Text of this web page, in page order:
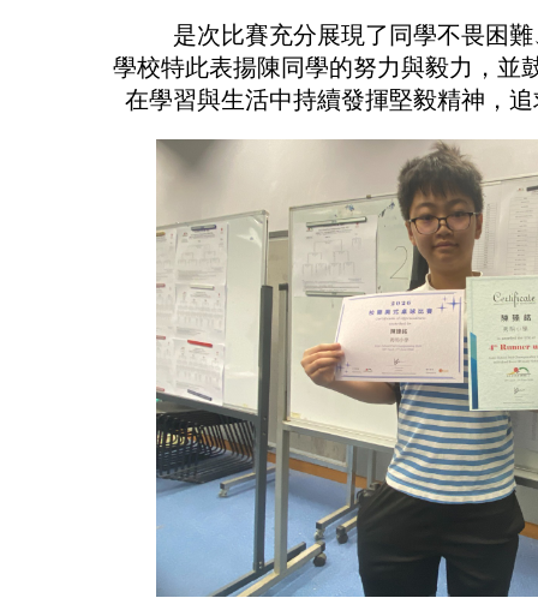
是次比賽充分展現了同學不畏困
學校特此表揚陳同學的努力與毅力，並
在學習與生活中持續發揮堅毅精神，